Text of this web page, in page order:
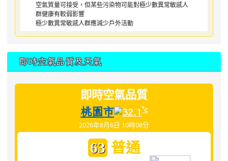
空氣質量可接受，但某些污染物可能對極少數異常敏感人
群健康有較弱影響
極少數異常敏感人群應減少戶外活動
即時空氣品質及天氣
即時空氣品質
桃園市 32.1 °c
2026年8月6日 10時08分
63 普通